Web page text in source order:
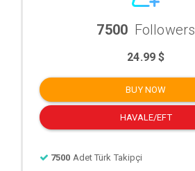
7500 Followers
24.99 $
BUY NOW
HAVALE/EFT
7500 Adet Türk Takipçi